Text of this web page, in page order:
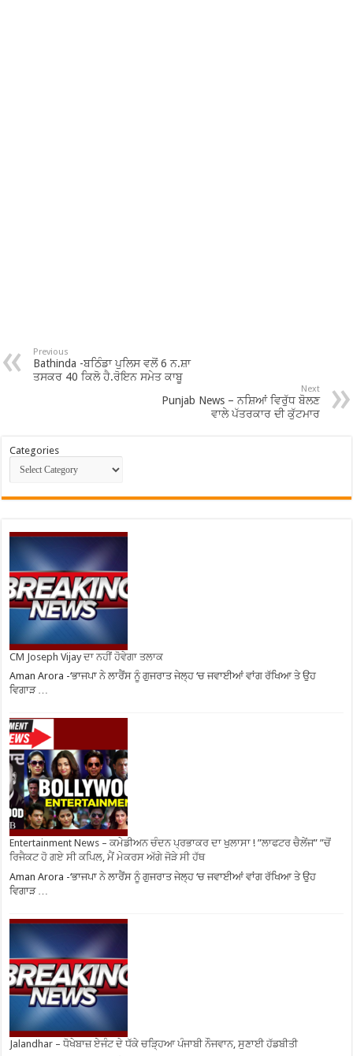
Previous
Bathinda -ਬਠਿੰਡਾ ਪੁਲਿਸ ਵਲੋਂ 6 ਨ.ਸ਼ਾ
ਤਸਕਰ 40 ਕਿਲੋ ਹੈ.ਰੋਇਨ ਸਮੇਤ ਕਾਬੂ
Next
Punjab News – ਨਸ਼ਿਆਂ ਵਿਰੁੱਧ ਬੋਲਣ
ਵਾਲੇ ਪੱਤਰਕਾਰ ਦੀ ਕੁੱਟਮਾਰ
Categories
CM Joseph Vijay ਦਾ ਨਹੀਂ ਹੋਵੇਗਾ ਤਲਾਕ
Aman Arora -‘ਭਾਜਪਾ ਨੇ ਲਾਰੈਂਸ ਨੂੰ ਗੁਜਰਾਤ ਜੇਲ੍ਹ ‘ਚ ਜਵਾਈਆਂ ਵਾਂਗ ਰੱਖਿਆ ਤੇ ਉਹ
ਵਿਗਾੜ …
Entertainment News – ਕਮੇਡੀਅਨ ਚੰਦਨ ਪ੍ਰਭਾਕਰ ਦਾ ਖੁਲਾਸਾ ! ”ਲਾਫਟਰ ਚੈਲੇਂਜ” ”ਚੋਂ
ਰਿਜੈਕਟ ਹੋ ਗਏ ਸੀ ਕਪਿਲ, ਮੈਂ ਮੇਕਰਸ ਅੱਗੇ ਜੋੜੇ ਸੀ ਹੱਥ
Aman Arora -‘ਭਾਜਪਾ ਨੇ ਲਾਰੈਂਸ ਨੂੰ ਗੁਜਰਾਤ ਜੇਲ੍ਹ ‘ਚ ਜਵਾਈਆਂ ਵਾਂਗ ਰੱਖਿਆ ਤੇ ਉਹ
ਵਿਗਾੜ …
Jalandhar – ਧੋਖੇਬਾਜ਼ ਏਜੰਟ ਦੇ ਧੱਕੇ ਚੜ੍ਹਿਆ ਪੰਜਾਬੀ ਨੌਜਵਾਨ, ਸੁਣਾਈ ਹੱਡਬੀਤੀ